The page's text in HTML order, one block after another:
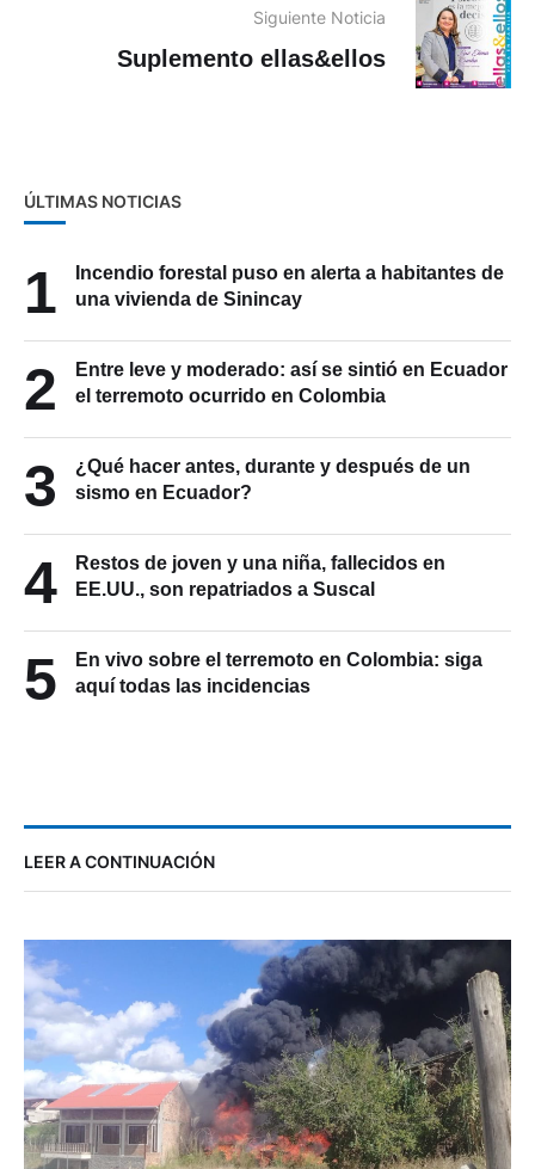
Siguiente Noticia
Suplemento ellas&ellos
ÚLTIMAS NOTICIAS
1
Incendio forestal puso en alerta a habitantes de
una vivienda de Sinincay
2
Entre leve y moderado: así se sintió en Ecuador
el terremoto ocurrido en Colombia
3
¿Qué hacer antes, durante y después de un
sismo en Ecuador?
4
Restos de joven y una niña, fallecidos en
EE.UU., son repatriados a Suscal
5
En vivo sobre el terremoto en Colombia: siga
aquí todas las incidencias
LEER A CONTINUACIÓN